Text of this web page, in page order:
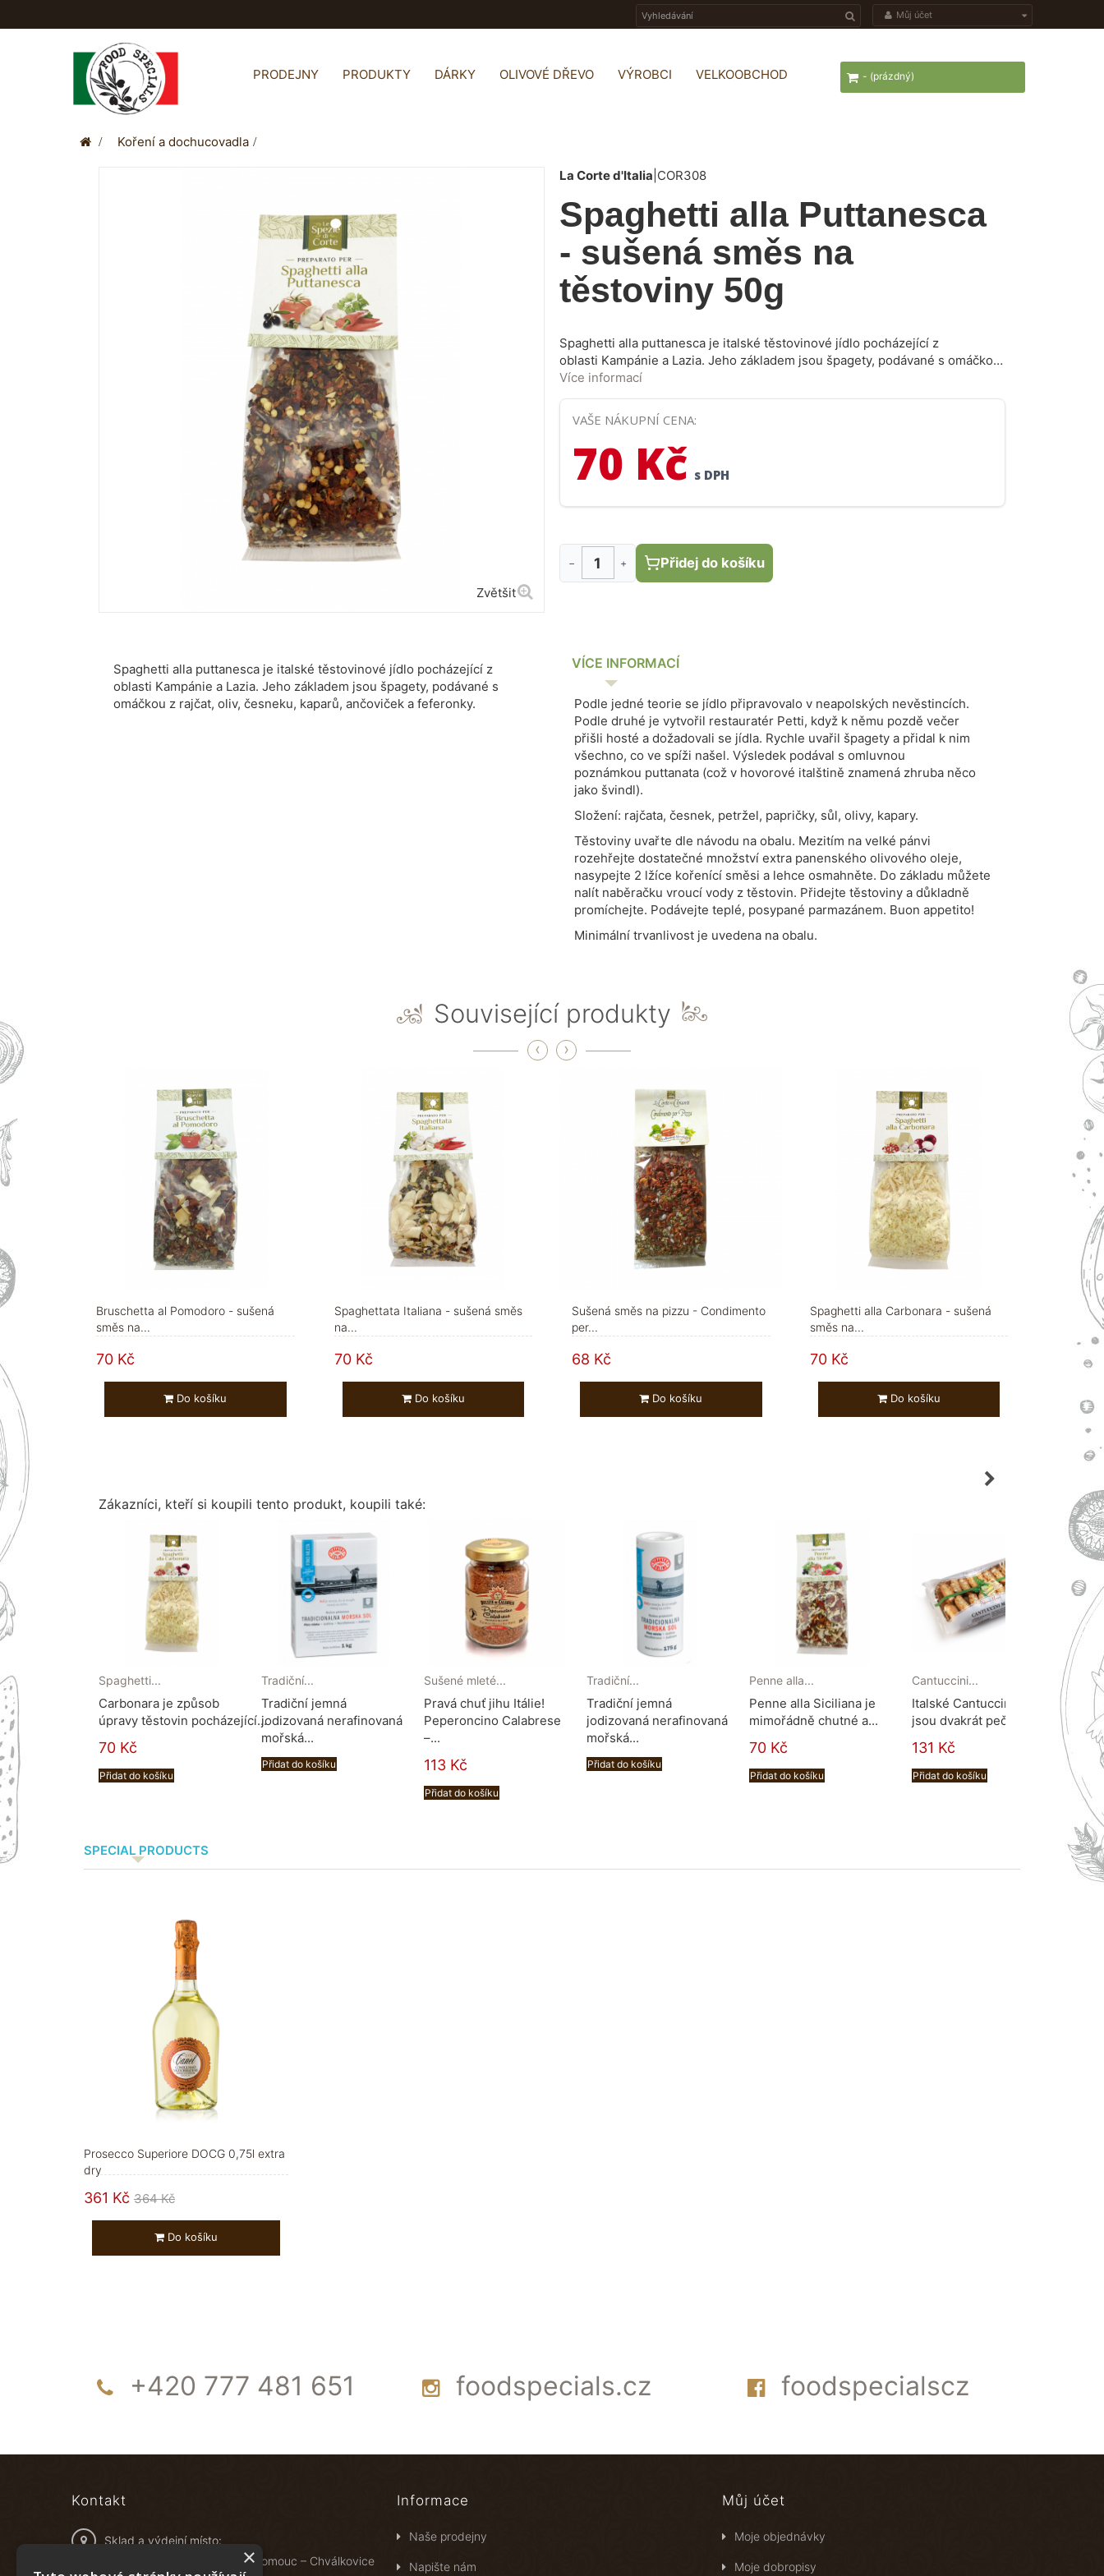
Můj účet
PRODEJNY PRODUKTY DÁRKY OLIVOVÉ DŘEVO VÝROBCI VELKOOBCHOD - (prázdný)
> Koření a dochucovadla >
Zvětšit
La Corte d'Italia COR308
Spaghetti alla Puttanesca
- sušená směs na
těstoviny 50g
Spaghetti alla puttanesca je italské těstovinové jídlo pocházející z
oblasti Kampánie a Lazia. Jeho základem jsou špagety, podávané s omáčkou
z rajčat, oliv, česneku, kaparů, ančoviček a feferonky.
Více informací
VAŠE NÁKUPNÍ CENA:
70 Kč s DPH
− + Přidej do košíku
Spaghetti alla puttanesca je italské těstovinové jídlo pocházející z
oblasti Kampánie a Lazia. Jeho základem jsou špagety, podávané s
omáčkou z rajčat, oliv, česneku, kaparů, ančoviček a feferonky.
VÍCE INFORMACÍ
Podle jedné teorie se jídlo připravovalo v neapolských nevěstincích.
Podle druhé je vytvořil restauratér Petti, když k němu pozdě večer
přišli hosté a dožadovali se jídla. Rychle uvařil špagety a přidal k nim
všechno, co ve spíži našel. Výsledek podával s omluvnou
poznámkou puttanata (což v hovorové italštině znamená zhruba něco
jako švindl).
Složení: rajčata, česnek, petržel, papričky, sůl, olivy, kapary.
Těstoviny uvařte dle návodu na obalu. Mezitím na velké pánvi
rozehřejte dostatečné množství extra panenského olivového oleje,
nasypejte 2 lžíce kořenící směsi a lehce osmahněte. Do základu můžete
nalít naběračku vroucí vody z těstovin. Přidejte těstoviny a důkladně
promíchejte. Podávejte teplé, posypané parmazánem. Buon appetito!
Minimální trvanlivost je uvedena na obalu.
Související produkty
‹ ›
Bruschetta al Pomodoro - sušená
směs na...
70 Kč
Do košíku
Spaghettata Italiana - sušená směs
na...
70 Kč
Do košíku
Sušená směs na pizzu - Condimento
per...
68 Kč
Do košíku
Spaghetti alla Carbonara - sušená
směs na...
70 Kč
Do košíku
Zákazníci, kteří si koupili tento produkt, koupili také:
Spaghetti...
Carbonara je způsob
úpravy těstovin pocházející...
70 Kč
Přidat do košíku
Tradiční...
Tradiční jemná
jodizovaná nerafinovaná
mořská...
Přidat do košíku
Sušené mleté...
Pravá chuť jihu Itálie!
Peperoncino Calabrese
–...
113 Kč
Přidat do košíku
Tradiční...
Tradiční jemná
jodizovaná nerafinovaná
mořská...
Přidat do košíku
Penne alla...
Penne alla Siciliana je
mimořádně chutné a...
70 Kč
Přidat do košíku
Cantuccini...
Italské Cantuccini
jsou dvakrát pečené,...
131 Kč
Přidat do košíku
oliv
98
SPECIAL PRODUCTS
Prosecco Superiore DOCG 0,75l extra
dry
361 Kč 364 Kč
Do košíku
+420 777 481 651 foodspecials.cz foodspecialscz
Kontakt
Sklad a výdejní místo:
Železniční 548/4B, 772 00 Olomouc – Chválkovice
Informace
Naše prodejny
Napište nám
Můj účet
Moje objednávky
Moje dobropisy
×